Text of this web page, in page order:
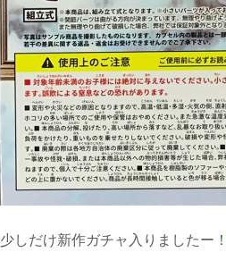
少しだけ新作ガチャ入りましたー！